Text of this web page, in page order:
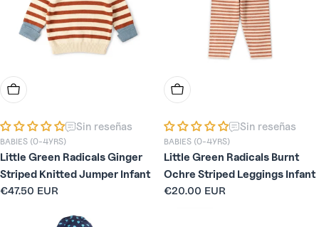
Elige Opciones
Sin reseñas
BABIES (0-4YRS)
Little Green Radicals Ginger
Striped Knitted Jumper Infant
Precio
€47.50 EUR
Elige Opciones
Sin reseñas
BABIES (0-4YRS)
Little Green Radicals Burnt
Ochre Striped Leggings Infant
Precio
€20.00 EUR